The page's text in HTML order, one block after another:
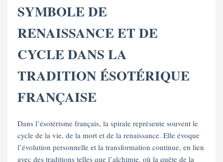
SYMBOLE DE
RENAISSANCE ET DE
CYCLE DANS LA
TRADITION ÉSOTÉRIQUE
FRANÇAISE
Dans l’ésotérisme français, la spirale représente souvent le
cycle de la vie, de la mort et de la renaissance. Elle évoque
l’évolution personnelle et la transformation continue, en lien
avec des traditions telles que l’alchimie, où la quête de la